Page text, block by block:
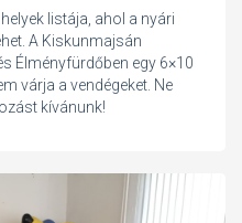
listája, ahol a nyári
A Kiskunmajsán
Élményfürdőben egy 6×10
várja a vendégeket. Ne
kívánunk!